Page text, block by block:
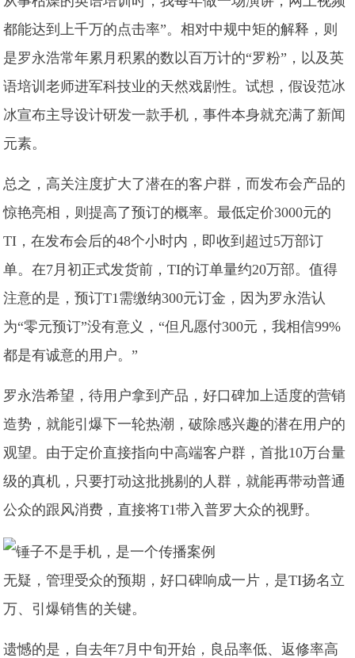
都能达到上千万的点击率”。相对中规中矩的解释，则
是罗永浩常年累月积累的数以百万计的“罗粉”，以及英
语培训老师进军科技业的天然戏剧性。试想，假设范冰
冰宣布主导设计研发一款手机，事件本身就充满了新闻
元素。
总之，高关注度扩大了潜在的客户群，而发布会产品的
惊艳亮相，则提高了预订的概率。最低定价3000元的
TI，在发布会后的48个小时内，即收到超过5万部订
单。在7月初正式发货前，TI的订单量约20万部。值得
注意的是，预订T1需缴纳300元订金，因为罗永浩认
为“零元预订”没有意义，“但凡愿付300元，我相信99%
都是有诚意的用户。”
罗永浩希望，待用户拿到产品，好口碑加上适度的营销
造势，就能引爆下一轮热潮，破除感兴趣的潜在用户的
观望。由于定价直接指向中高端客户群，首批10万台量
级的真机，只要打动这批挑剔的人群，就能再带动普通
公众的跟风消费，直接将T1带入普罗大众的视野。
无疑，管理受众的预期，好口碑响成一片，是TI扬名立
万、引爆销售的关键。
遗憾的是，自去年7月中旬开始，良品率低、返修率高